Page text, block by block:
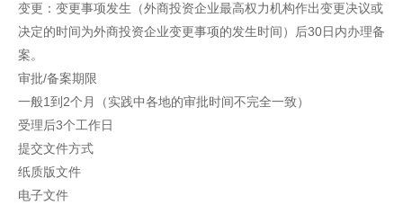
变更：变更事项发生（外商投资企业最高权力机构作出变更决议或
决定的时间为外商投资企业变更事项的发生时间）后30日内办理备
案。
审批/备案期限
一般1到2个月（实践中各地的审批时间不完全一致）
受理后3个工作日
提交文件方式
纸质版文件
电子文件